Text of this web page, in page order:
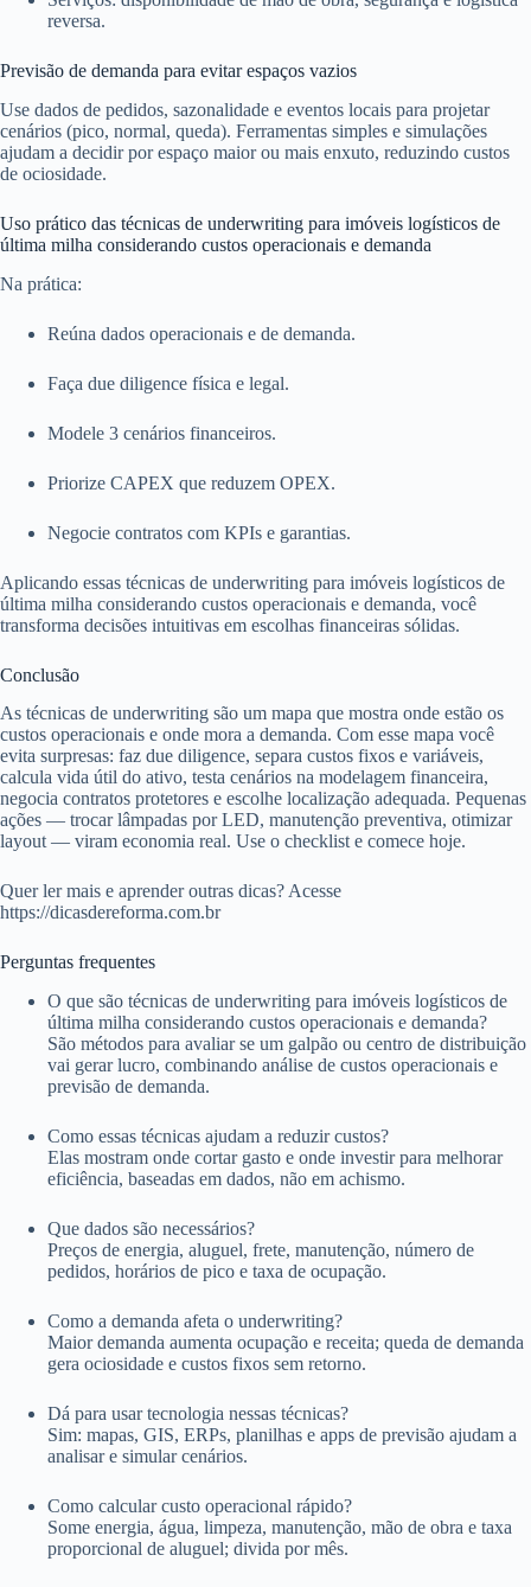
reversa.
Previsão de demanda para evitar espaços vazios
Use dados de pedidos, sazonalidade e eventos locais para projetar
cenários (pico, normal, queda). Ferramentas simples e simulações
ajudam a decidir por espaço maior ou mais enxuto, reduzindo custos
de ociosidade.
Uso prático das técnicas de underwriting para imóveis logísticos de
última milha considerando custos operacionais e demanda
Na prática:
Reúna dados operacionais e de demanda.
Faça due diligence física e legal.
Modele 3 cenários financeiros.
Priorize CAPEX que reduzem OPEX.
Negocie contratos com KPIs e garantias.
Aplicando essas técnicas de underwriting para imóveis logísticos de
última milha considerando custos operacionais e demanda, você
transforma decisões intuitivas em escolhas financeiras sólidas.
Conclusão
As técnicas de underwriting são um mapa que mostra onde estão os
custos operacionais e onde mora a demanda. Com esse mapa você
evita surpresas: faz due diligence, separa custos fixos e variáveis,
calcula vida útil do ativo, testa cenários na modelagem financeira,
negocia contratos protetores e escolhe localização adequada. Pequenas
ações — trocar lâmpadas por LED, manutenção preventiva, otimizar
layout — viram economia real. Use o checklist e comece hoje.
Quer ler mais e aprender outras dicas? Acesse
https://dicasdereforma.com.br
Perguntas frequentes
O que são técnicas de underwriting para imóveis logísticos de
última milha considerando custos operacionais e demanda?
São métodos para avaliar se um galpão ou centro de distribuição
vai gerar lucro, combinando análise de custos operacionais e
previsão de demanda.
Como essas técnicas ajudam a reduzir custos?
Elas mostram onde cortar gasto e onde investir para melhorar
eficiência, baseadas em dados, não em achismo.
Que dados são necessários?
Preços de energia, aluguel, frete, manutenção, número de
pedidos, horários de pico e taxa de ocupação.
Como a demanda afeta o underwriting?
Maior demanda aumenta ocupação e receita; queda de demanda
gera ociosidade e custos fixos sem retorno.
Dá para usar tecnologia nessas técnicas?
Sim: mapas, GIS, ERPs, planilhas e apps de previsão ajudam a
analisar e simular cenários.
Como calcular custo operacional rápido?
Some energia, água, limpeza, manutenção, mão de obra e taxa
proporcional de aluguel; divida por mês.